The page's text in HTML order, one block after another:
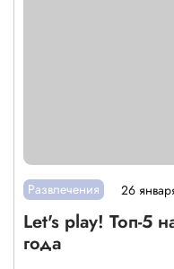
Развлечения 26
Let's play! Топ-5
года